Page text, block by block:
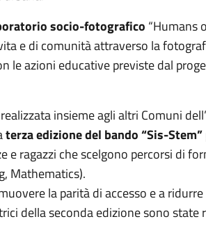
socio-fotografico “Humans
e di comunità attraverso la
le azioni educative previste dal
insieme agli altri Comuni
terza edizione del bando “Sis-Stem”
e ragazzi che scelgono percorsi di
Mathematics).
la parità di accesso e a
della seconda edizione sono state